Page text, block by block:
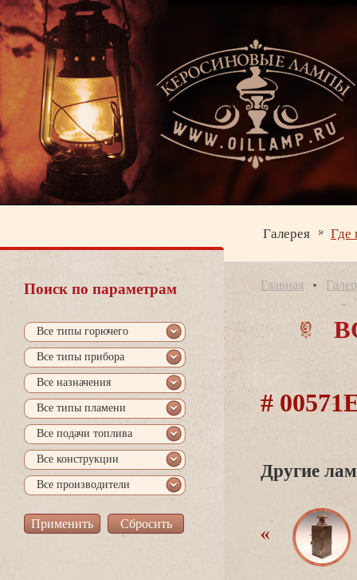
Галерея Где
Поиск по параметрам
се типы горючего
се типы прибора
се назначения
се типы пламени
се подачи топлива
се конструкции
се производители
Главная
#
Другие